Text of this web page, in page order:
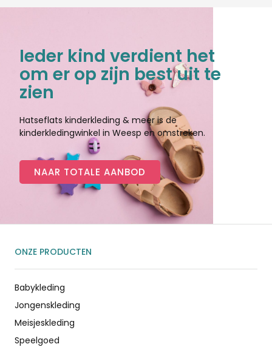
Ieder kind verdient het
om er op zijn best uit te
zien
Hatseflats kinderkleding & meer is de
kinderkledingwinkel in Weesp en omstreken.
NAAR TOTALE AANBOD
ONZE PRODUCTEN
Babykleding
Jongenskleding
Meisjeskleding
Speelgoed